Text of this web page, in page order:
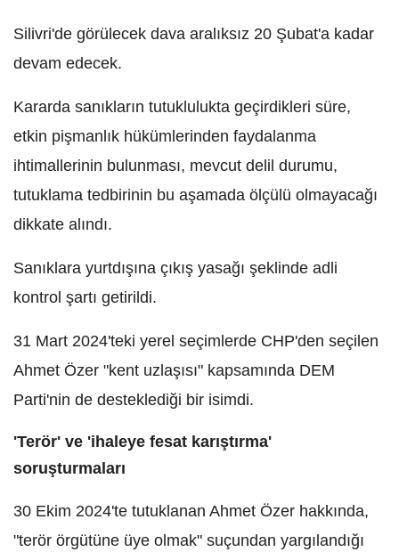
Silivri'de görülecek dava aralıksız 20 Şubat'a kadar
devam edecek.
Kararda sanıkların tutuklulukta geçirdikleri süre,
etkin pişmanlık hükümlerinden faydalanma
ihtimallerinin bulunması, mevcut delil durumu,
tutuklama tedbirinin bu aşamada ölçülü olmayacağı
dikkate alındı.
Sanıklara yurtdışına çıkış yasağı şeklinde adli
kontrol şartı getirildi.
31 Mart 2024'teki yerel seçimlerde CHP'den seçilen
Ahmet Özer "kent uzlaşısı" kapsamında DEM
Parti'nin de desteklediği bir isimdi.
'Terör' ve 'ihaleye fesat karıştırma'
soruşturmaları
30 Ekim 2024'te tutuklanan Ahmet Özer hakkında,
"terör örgütüne üye olmak" suçundan yargılandığı